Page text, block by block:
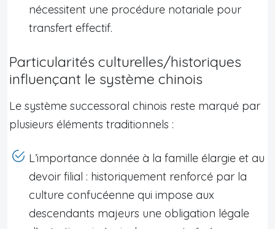
nécessitent une procédure notariale pour
transfert effectif.
Particularités culturelles/historiques
influençant le système chinois
Le système successoral chinois reste marqué par
plusieurs éléments traditionnels :
L’importance donnée à la famille élargie et au
devoir filial : historiquement renforcé par la
culture confucéenne qui impose aux
descendants majeurs une obligation légale